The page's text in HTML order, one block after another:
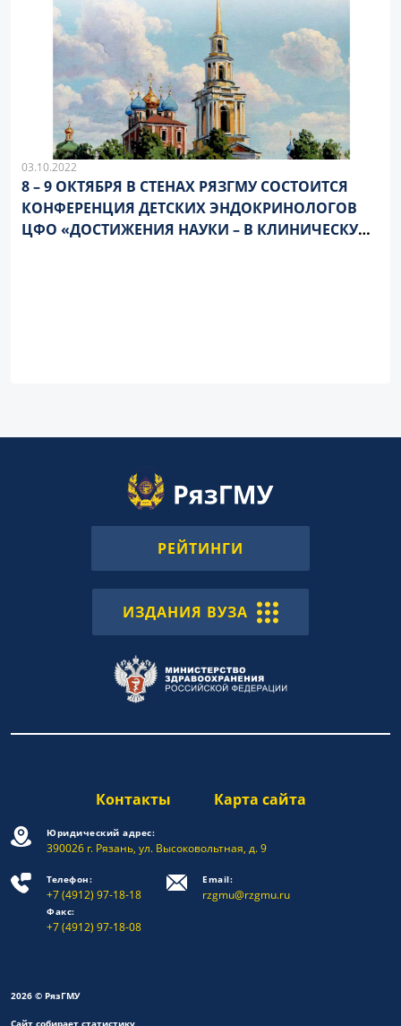
03.10.2022
8 – 9 ОКТЯБРЯ В СТЕНАХ РЯЗГМУ СОСТОИТСЯ
КОНФЕРЕНЦИЯ ДЕТСКИХ ЭНДОКРИНОЛОГОВ
ЦФО «ДОСТИЖЕНИЯ НАУКИ – В КЛИНИЧЕСКУЮ
РЕЙТИНГИ
ИЗДАНИЯ ВУЗА
Контакты Карта сайта
Юридический адрес:
390026 г. Рязань, ул. Высоковольтная, д. 9
Телефон:
+7 (4912) 97-18-18
Факс:
+7 (4912) 97-18-08
Email:
rzgmu@rzgmu.ru
2026 © РязГМУ
Сайт собирает статистику